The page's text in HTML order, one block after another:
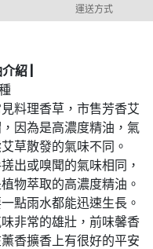
運送方式
介紹 ▏
料理香草，市售芳香艾
因為是高濃度精油，氣
草散發的氣味不同。
出或嗅聞的氣味相同，
物萃取的高濃度精油。
點雨水都能迅速生長。
非常的雄壯，前味馨香
香擴香上有很好的平安